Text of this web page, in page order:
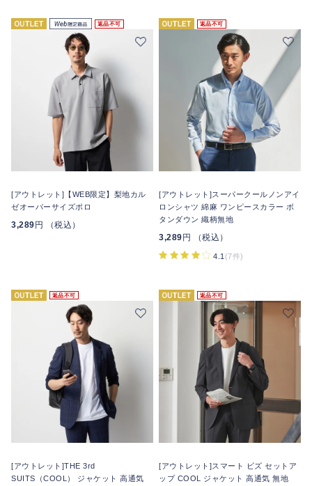
返品不可
[アウトレット]【WEB限定】梨地カル
ゼオーバーサイズポロ
3,289 円 （税込）
返品不可
[アウトレット]スーパークールノンアイ
ロンシャツ 綿麻 ワンピースカラー ボ
タンダウン 織柄無地
3,289 円 （税込）
4.1 (7件)
返品不可
[アウトレット]THE 3rd
SUITS（COOL） ジャケット 高通気
返品不可
[アウトレット]スマート ビズ セットア
ップ COOL ジャケット 高通気 無地